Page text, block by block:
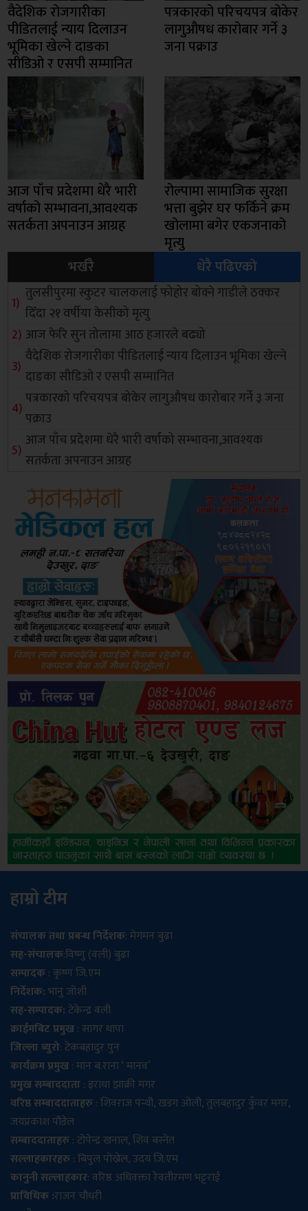
वैदेशिक रोजगारीका
पीडितलाई न्याय दिलाउन
भूमिका खेल्ने दाङका
सीडिओ र एसपी सम्मानित
पत्रकारको परिचयपत्र बोकेर
लागुऔषध कारोबार गर्ने ३
जना पक्राउ
आज पाँच प्रदेशमा धेरै भारी
वर्षाको सम्भावना,आवश्यक
सतर्कता अपनाउन आग्रह
रोल्पामा सामाजिक सुरक्षा
भत्ता बुझेर घर फर्किने क्रम
खोलामा बगेर एकजनाको
मृत्यु
भर्खरै
धेरै पढिएको
तुलसीपुरमा स्कुटर चालकलाई फोहोर बोक्ने गाडीले ठक्कर
दिँदा २१ वर्षीया केसीको मृत्यु
आज फेरि सुन तोलामा आठ हजारले बढ्यो
वैदेशिक रोजगारीका पीडितलाई न्याय दिलाउन भूमिका खेल्ने
दाङका सीडिओ र एसपी सम्मानित
पत्रकारको परिचयपत्र बोकेर लागुऔषध कारोबार गर्ने ३ जना
पक्राउ
आज पाँच प्रदेशमा धेरै भारी वर्षाको सम्भावना,आवश्यक
सतर्कता अपनाउन आग्रह
हाम्रो टीम
संचालक तथा प्रबन्ध निर्देशक: मेगमन बुढा
सह-संचालक:विष्णु (वली) बुढा
सम्पादक: कृष्ण जि.एम
निर्देशक:भानु जोशी
सह-सम्पादक:टेकेन्द्र वली
क्राईमबिट प्रमुख: सागर थापा
जिल्ला ब्युरो: टेकबहादुर पुन
कार्यक्रम प्रमुख: मान ब.राना ‘ मानव’
प्रमुख सम्बाददाता: इराधा झाक्री मगर
वरिष्ठ सम्बाददाताहरु: शिवराज पन्थी, खडग ओली, तुलबहादुर कुँवर मगर,
जयप्रकाश पौडेल
सम्बाददाताहरु: टोपेन्द्र खनाल, शिव बस्नेत
सल्लाहकारहरु: बिपुल पोख्रेल, उदय जि.एम
कानुनी सल्लाहकार: वरिष्ठ अधिवक्ता रेवतीरमण भट्टराई
प्राविधिक :राजन चौधरी